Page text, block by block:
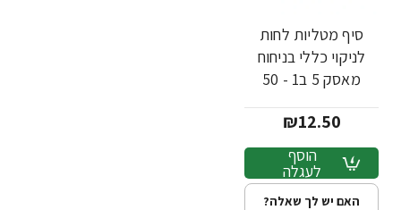
סיף מטליות לחות
לניקוי כללי בניחוח
מאסק 5 ב1 - 50
₪12.50
הוסף
לעגלה
האם יש לך שאלה?